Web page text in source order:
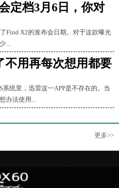
定档3月6日，你对
Find X2的发布会日期。对于这款曝光
...
不用再每次想用都要
统里，迅雷这一APP是不存在的。当
办法使用...
更多>>